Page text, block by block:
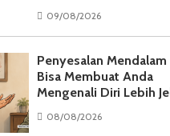
09/08/2026
Penyesalan Mendalam
Bisa Membuat Anda
Mengenali Diri Lebih
08/08/2026